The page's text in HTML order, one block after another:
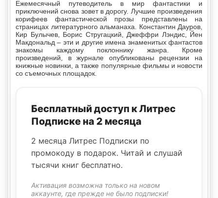
Ежемесячный путеводитель в мир фантастики и
приключений снова зовет в дорогу. Лучшие произведения
корифеев фантастической прозы представлены на
страницах литературного альманаха. Константин Дауров,
Кир Булычев, Борис Стругацкий, Джеффри Лэндис, Йен
Макдональд – эти и другие имена знаменитых фантастов
знакомы каждому поклоннику жанра. Кроме
произведений, в журнале опубликованы рецензии на
книжные новинки, а также популярные фильмы и новости
со съемочных площадок.
Бесплатный доступ к Литрес
Подписке на 2 месяца
2 месяца Литрес Подписки по
промокоду в подарок. Читай и слушай
тысячи книг бесплатно.
Активация возможна только на новом
аккаунте, где прежде не было подписки!